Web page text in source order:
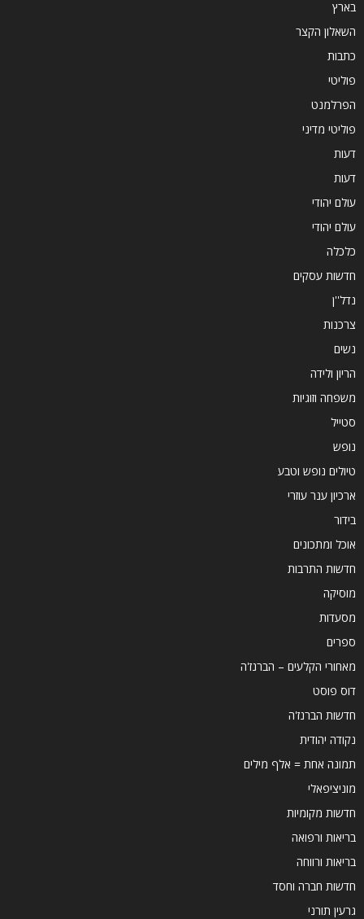
בארץ
השאלון הקצר
כתבות
פוליטי
הפרלמנט
פוליטי מדיני
דעות
דעות
עולם יהודי
עולם יהודי
כלכלה
חדשות עסקים
נדל''ן
צרכנות
נשים
הריון ולידה
משפחה וזוגיות
סטייל
נופש
טיולים נופש וטבע
ארכיון ענר עוזרי
בידור
אוכל ומתכונים
חדשות התרבות
מוסיקה
מסעדות
ספרים
מאחורי הקלעים – הברנז'ה
דוס פוסט
חדשות הברנז'ה
נקודה יהודית
תמונה אחת = אלף מילים
מוניציפאלי
חדשות מקומיות
בריאות ורפואה
בריאות ורווחה
חדשות חברה וחסד
גרעין תורני